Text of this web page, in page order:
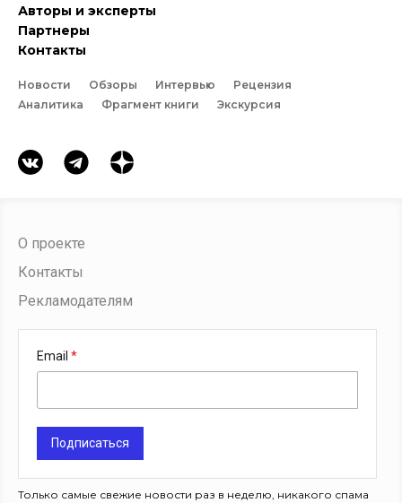
Авторы и эксперты
Партнеры
Контакты
Новости Обзоры Интервью
Рецензия
Аналитика
Фрагмент книги Экскурсия
О проекте
Контакты
Рекламодателям
Email
Подписаться
Только самые свежие новости раз в неделю, никакого спама